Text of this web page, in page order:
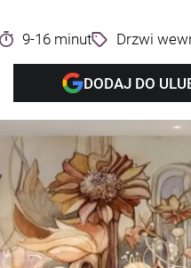
9-16 minut Drzwi
DODAJ DO